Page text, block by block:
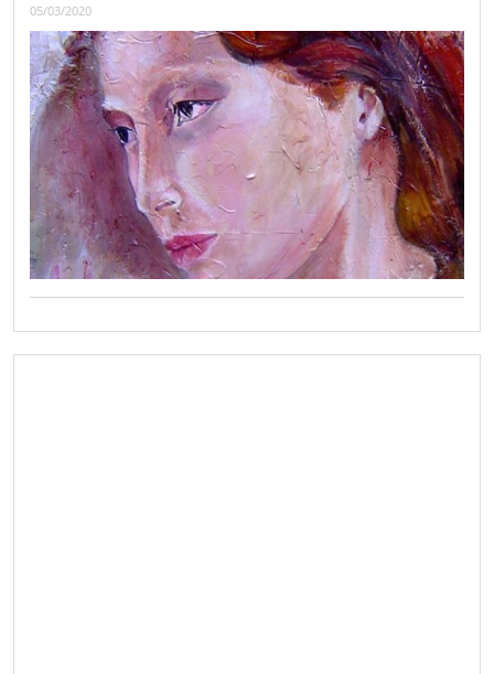
05/03/2020